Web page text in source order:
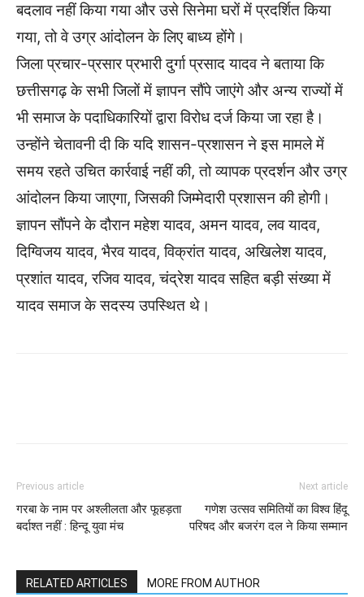
बदलाव नहीं किया गया और उसे सिनेमा घरों में प्रदर्शित किया
गया, तो वे उग्र आंदोलन के लिए बाध्य होंगे।
जिला प्रचार-प्रसार प्रभारी दुर्गा प्रसाद यादव ने बताया कि
छत्तीसगढ़ के सभी जिलों में ज्ञापन सौंपे जाएंगे और अन्य राज्यों में
भी समाज के पदाधिकारियों द्वारा विरोध दर्ज किया जा रहा है।
उन्होंने चेतावनी दी कि यदि शासन-प्रशासन ने इस मामले में
समय रहते उचित कार्रवाई नहीं की, तो व्यापक प्रदर्शन और उग्र
आंदोलन किया जाएगा, जिसकी जिम्मेदारी प्रशासन की होगी।
ज्ञापन सौंपने के दौरान महेश यादव, अमन यादव, लव यादव,
दिग्विजय यादव, भैरव यादव, विक्रांत यादव, अखिलेश यादव,
प्रशांत यादव, रजिव यादव, चंद्रेश यादव सहित बड़ी संख्या में
यादव समाज के सदस्य उपस्थित थे।
Previous article
गरबा के नाम पर अश्लीलता और फूहड़ता
बर्दाश्त नहीं : हिन्दू युवा मंच
Next article
गणेश उत्सव समितियों का विश्व हिंदू
परिषद और बजरंग दल ने किया सम्मान
RELATED ARTICLES MORE FROM AUTHOR